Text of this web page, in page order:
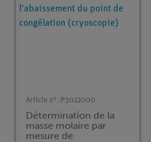
Article n° : P3022000
Détermination de la
masse molaire par
mesure de